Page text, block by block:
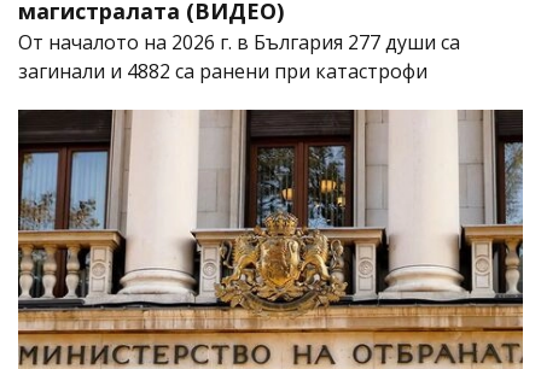
магистралата (ВИДЕО)
От началото на 2026 г. в България 277 души са
загинали и 4882 са ранени при катастрофи